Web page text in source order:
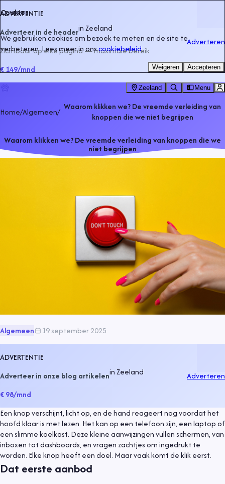
ADVERTENTIE
Adverteer in de headerinZeeland
Zichtbaar op elke pagina — maximale bereik
€ 149/mnd
Adverteren
Zeeland Menu
Home/Algemeen/ Waarom klikken we? De vreemde verleiding van
knoppen die we niet begrijpen
Waarom klikken we? De vreemde verleiding van knoppen die we
niet begrijpen
Algemeen 19 september 2025
ADVERTENTIE
Adverteer in onze blog artikeleninZeeland
€ 98/mnd
Adverteren
Een knop verschijnt, licht op, en de hand reageert nog voordat het
hoofd klaar is met lezen. Het kan op een telefoon zijn, een laptop of
een slimme koelkast. Deze kleine aanwijzingen vullen schermen, van
inboxen tot dashboards, en vragen zachtjes om ingedrukt te
worden. Elke knop heeft een doel. Maar vaak komt de klik eerst.
Dat eerste aanbod
Cookies
We gebruiken cookies om bezoek te meten en de site te
verbeteren. Lees meer in onscookiebeleid.
Weigeren Accepteren